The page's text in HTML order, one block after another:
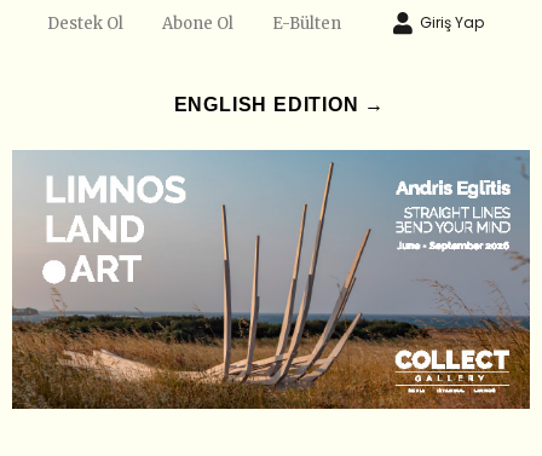
Destek Ol Abone Ol E-Bülten Giriş Yap
ENGLISH EDITION →